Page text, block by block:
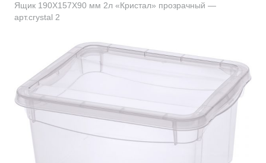
Ящик 190Х157Х90 мм 2л «Кристал» прозрачный —
арт.crystal 2